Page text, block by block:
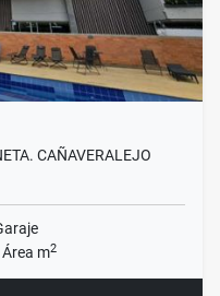
CAÑAVERALEJO
Área m2